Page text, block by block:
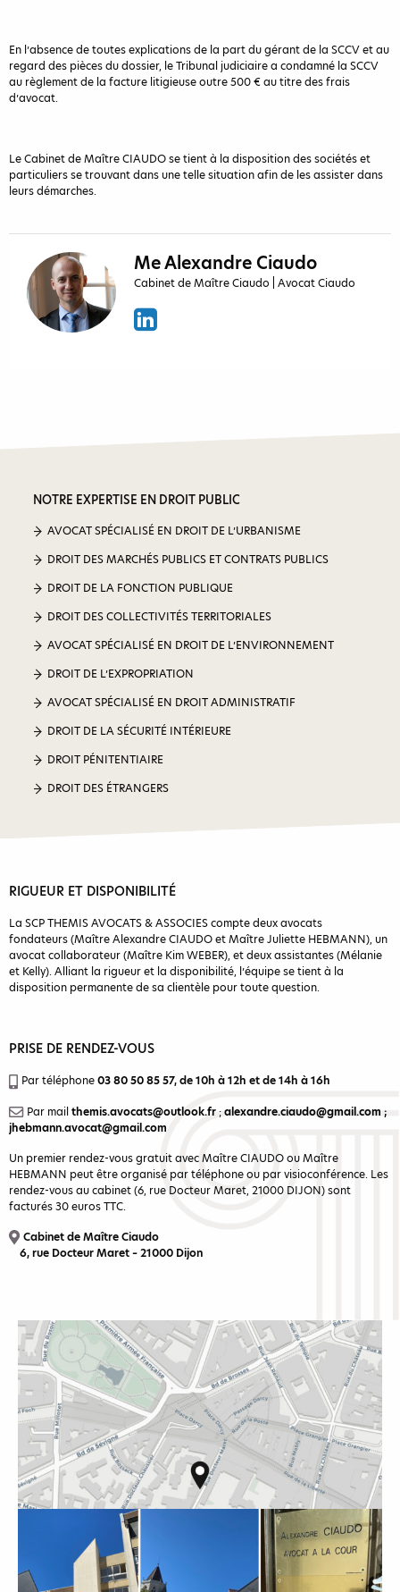
En l’absence de toutes explications de la part du gérant de la SCCV et au
regard des pièces du dossier, le Tribunal judiciaire a condamné la SCCV
au règlement de la facture litigieuse outre 500 € au titre des frais
d’avocat.
Le Cabinet de Maître CIAUDO se tient à la disposition des sociétés et
particuliers se trouvant dans une telle situation afin de les assister dans
leurs démarches.
Me Alexandre Ciaudo
Cabinet de Maître Ciaudo | Avocat Ciaudo
NOTRE EXPERTISE EN DROIT PUBLIC
AVOCAT SPÉCIALISÉ EN DROIT DE L’URBANISME
DROIT DES MARCHÉS PUBLICS ET CONTRATS PUBLICS
DROIT DE LA FONCTION PUBLIQUE
DROIT DES COLLECTIVITÉS TERRITORIALES
AVOCAT SPÉCIALISÉ EN DROIT DE L’ENVIRONNEMENT
DROIT DE L’EXPROPRIATION
AVOCAT SPÉCIALISÉ EN DROIT ADMINISTRATIF
DROIT DE LA SÉCURITÉ INTÉRIEURE
DROIT PÉNITENTIAIRE
DROIT DES ÉTRANGERS
RIGUEUR ET DISPONIBILITÉ
La SCP THEMIS AVOCATS & ASSOCIES compte deux avocats
fondateurs (Maître Alexandre CIAUDO et Maître Juliette HEBMANN), un
avocat collaborateur (Maître Kim WEBER), et deux assistantes (Mélanie
et Kelly). Alliant la rigueur et la disponibilité, l’équipe se tient à la
disposition permanente de sa clientèle pour toute question.
PRISE DE RENDEZ-VOUS
Par téléphone03 80 50 85 57, de 10h à 12h et de 14h à 16h
Par mailthemis.avocats@outlook.fr ;alexandre.ciaudo@gmail.com ;
jhebmann.avocat@gmail.com
Un premier rendez-vous gratuit avec Maître CIAUDO ou Maître
HEBMANN peut être organisé par téléphone ou par visioconférence. Les
rendez-vous au cabinet (6, rue Docteur Maret, 21000 DIJON) sont
facturés 30 euros TTC.
Cabinet de Maître Ciaudo
6, rue Docteur Maret – 21000 Dijon